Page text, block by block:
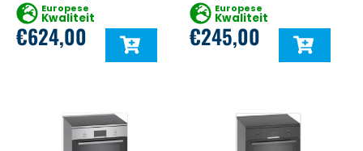
Europese
Kwaliteit
€624,00
Europese
Kwaliteit
€245,00